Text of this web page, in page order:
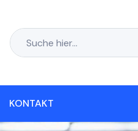
KONTAKT